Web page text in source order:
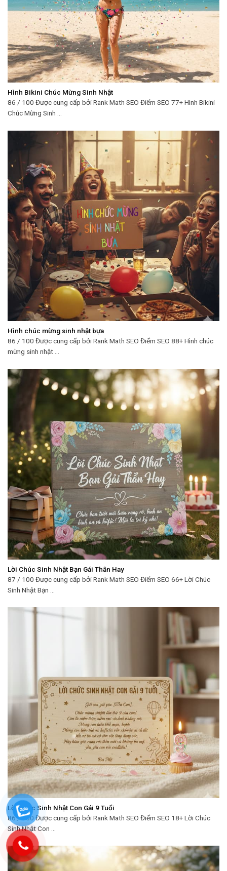
Hình Bikini Chúc Mừng Sinh Nhật
86 / 100 Được cung cấp bởi Rank Math SEO Điểm SEO 77+ Hình Bikini
Chúc Mừng Sinh ...
Hình chúc mừng sinh nhật bựa
86 / 100 Được cung cấp bởi Rank Math SEO Điểm SEO 88+ Hình chúc
mừng sinh nhật ...
Lời Chúc Sinh Nhật Bạn Gái Thân Hay
87 / 100 Được cung cấp bởi Rank Math SEO Điểm SEO 66+ Lời Chúc
Sinh Nhật Bạn ...
Lời Chúc Sinh Nhật Con Gái 9 Tuổi
86 / 100 Được cung cấp bởi Rank Math SEO Điểm SEO 18+ Lời Chúc
Sinh Nhật Con ...